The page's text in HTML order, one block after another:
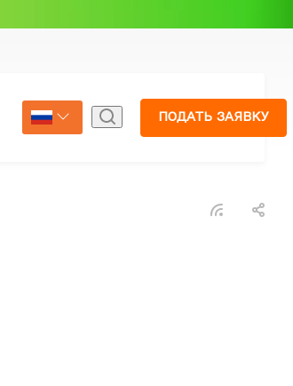
Страхование
Select Language
ПОДАТЬ ЗАЯВКУ